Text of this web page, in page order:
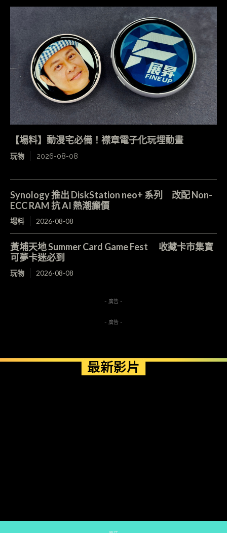
【場料】動漫宅必備！襟章電子化玩埋動畫
玩物 2026-08-08
Synology 推出 DiskStation neo+ 系列 改配 Non-
ECC RAM 抗 AI 熱潮癲價
場料 2026-08-08
黃埔天地 Summer Card Game Fest 收藏卡市集寶
可夢卡迷必到
玩物 2026-08-08
- 廣告 -
- 廣告 -
最新影片